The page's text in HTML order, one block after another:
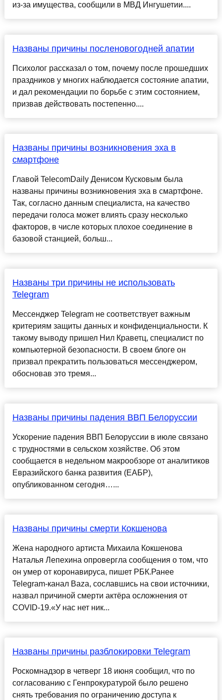
из-за имущества, сообщили в МВД Ингушетии....
Названы причины посленовогодней апатии
Психолог рассказал о том, почему после прошедших
праздников у многих наблюдается состояние апатии,
и дал рекомендации по борьбе с этим состоянием,
призвав действовать постепенно....
Названы причины возникновения эха в
смартфоне
Главой TelecomDaily Денисом Кусковым была
названы причины возникновения эха в смартфоне.
Так, согласно данным специалиста, на качество
передачи голоса может влиять сразу несколько
факторов, в числе которых плохое соединение в
базовой станцией, больш...
Названы три причины не использовать
Telegram
Мессенджер Telegram не соответствует важным
критериям защиты данных и конфиденциальности. К
такому выводу пришел Нил Краветц, специалист по
компьютерной безопасности. В своем блоге он
призвал прекратить пользоваться мессенджером,
обосновав это тремя...
Названы причины падения ВВП Белоруссии
Ускорение падения ВВП Белоруссии в июле связано
с трудностями в сельском хозяйстве. Об этом
сообщается в недельном макрообзоре от аналитиков
Евразийского банка развития (ЕАБР),
опубликованном сегодня…...
Названы причины смерти Кокшенова
Жена народного артиста Михаила Кокшенова
Наталья Лепехина опровергла сообщения о том, что
он умер от коронавируса, пишет РБК.Ранее
Telegram-канал Baza, сославшись на свои источники,
назвал причиной смерти актёра осложнения от
COVID-19.«У нас нет ник...
Названы причины разблокировки Telegram
Роскомнадзор в четверг 18 июня сообщил, что по
согласованию с Генпрокуратурой было решено
снять требования по ограничению доступа к